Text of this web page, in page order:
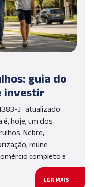
guia do
investir
J · atualizado
é, hoje, um dos
Nobre,
reúne
completo e
LER MAIS